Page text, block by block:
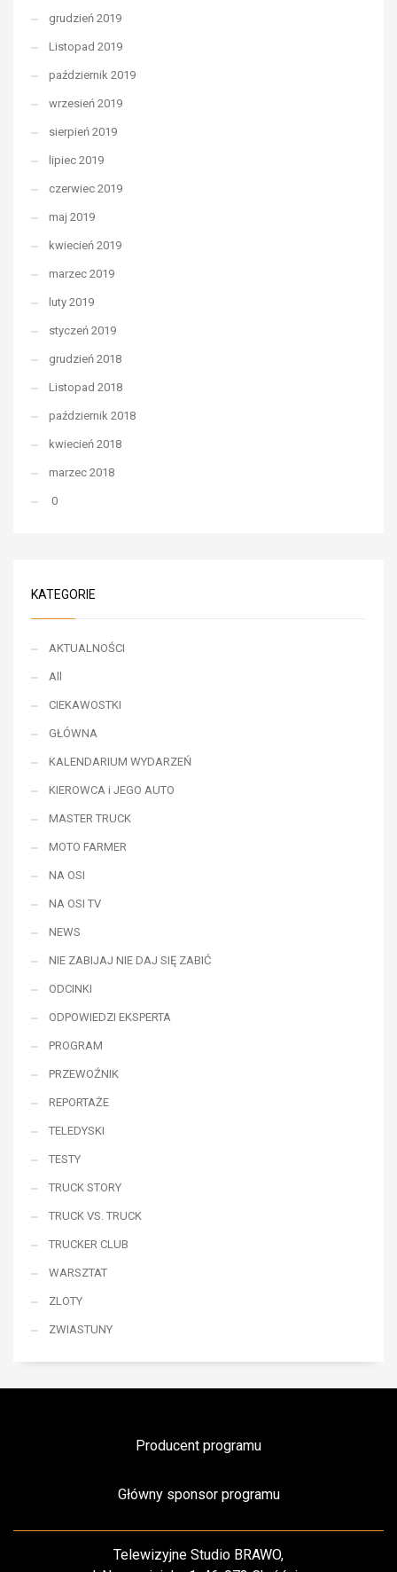
grudzień 2019
Listopad 2019
październik 2019
wrzesień 2019
sierpień 2019
lipiec 2019
czerwiec 2019
maj 2019
kwiecień 2019
marzec 2019
luty 2019
styczeń 2019
grudzień 2018
Listopad 2018
październik 2018
kwiecień 2018
marzec 2018
0
KATEGORIE
AKTUALNOŚCI
All
CIEKAWOSTKI
GŁÓWNA
KALENDARIUM WYDARZEŃ
KIEROWCA i JEGO AUTO
MASTER TRUCK
MOTO FARMER
NA OSI
NA OSI TV
NEWS
NIE ZABIJAJ NIE DAJ SIĘ ZABIĆ
ODCINKI
ODPOWIEDZI EKSPERTA
PROGRAM
PRZEWOŹNIK
REPORTAŻE
TELEDYSKI
TESTY
TRUCK STORY
TRUCK VS. TRUCK
TRUCKER CLUB
WARSZTAT
ZLOTY
ZWIASTUNY
Producent programu
Główny sponsor programu
Telewizyjne Studio BRAWO,